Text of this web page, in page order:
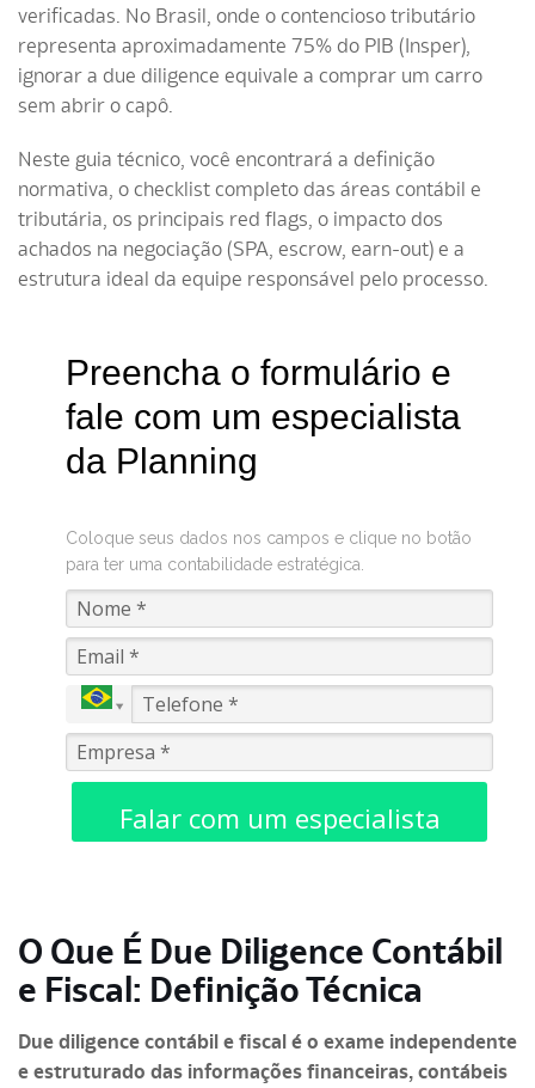
verificadas. No Brasil, onde o contencioso tributário
representa aproximadamente 75% do PIB (Insper),
ignorar a due diligence equivale a comprar um carro
sem abrir o capô.
Neste guia técnico, você encontrará a definição
normativa, o checklist completo das áreas contábil e
tributária, os principais red flags, o impacto dos
achados na negociação (SPA, escrow, earn-out) e a
estrutura ideal da equipe responsável pelo processo.
Preencha o formulário e
fale com um especialista
da Planning
Coloque seus dados nos campos e clique no botão
para ter uma contabilidade estratégica.
Falar com um especialista
O Que É Due Diligence Contábil
e Fiscal: Definição Técnica
Due diligence contábil e fiscal é o exame independente
e estruturado das informações financeiras, contábeis